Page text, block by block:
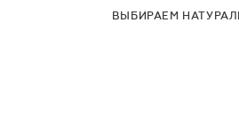
ВЫБИРАЕМ